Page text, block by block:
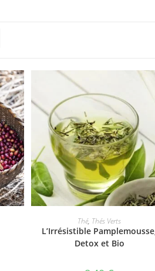
AJOUTER AU PANIER
Thé, Thés Verts
L’Irrésistible Pamplemousse,
Detox et Bio